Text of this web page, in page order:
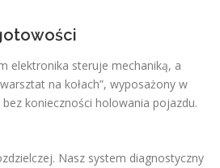
elektronika steruje mechaniką, a
na kołach”, wyposażony w
konieczności holowania pojazdu.
Nasz system diagnostyczny